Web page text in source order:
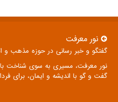
نور معرفت
گفتگو و خبر رسانی در حوزه مذهب و
نور معرفت، مسیری به سوی شناخت
گفت و گو با اندیشه و ایمان، برای